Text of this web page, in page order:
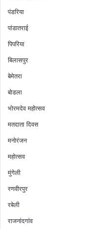
पंडरिया
पांडातराई
पिपरिया
बिलासपुर
बेमेतरा
बोडला
भोरमदेव महोत्सव
मतदाता दिवस
मनोरंजन
महोत्सव
मुंगेली
रणवीरपुर
रबेली
राजनांदगांव